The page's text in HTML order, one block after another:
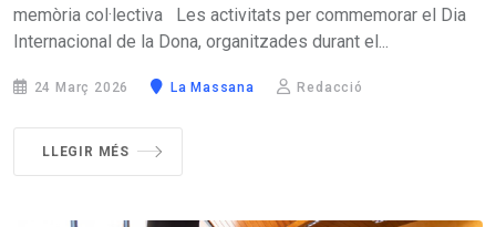
memòria col·lectiva Les activitats per commemorar el Dia
Internacional de la Dona, organitzades durant el...
24 Març 2026 La Massana Redacció
LLEGIR MÉS